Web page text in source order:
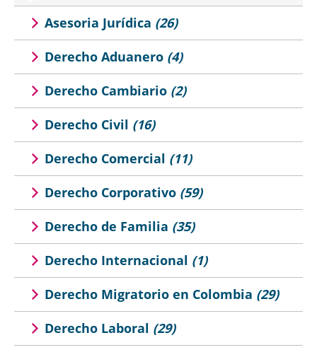
Asesoria Jurídica (26)
Derecho Aduanero (4)
Derecho Cambiario (2)
Derecho Civil (16)
Derecho Comercial (11)
Derecho Corporativo (59)
Derecho de Familia (35)
Derecho Internacional (1)
Derecho Migratorio en Colombia (29)
Derecho Laboral (29)